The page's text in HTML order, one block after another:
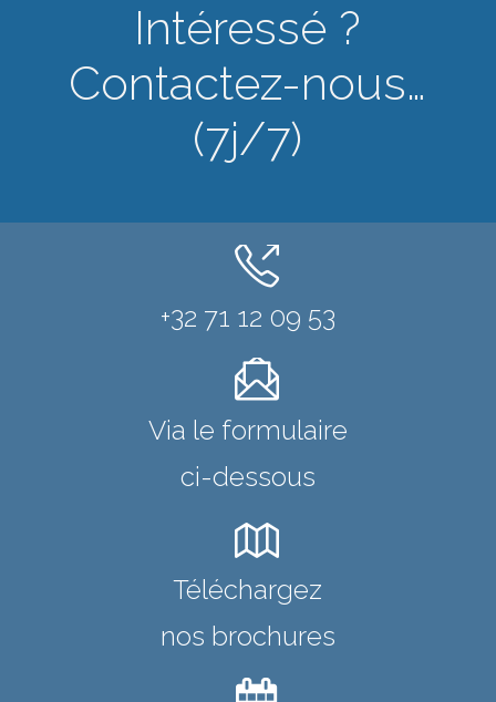
Intéressé ?
Contactez-nous…
(7j/7)
+32 71 12 09 53
Via le formulaire
ci-dessous
Téléchargez
nos brochures